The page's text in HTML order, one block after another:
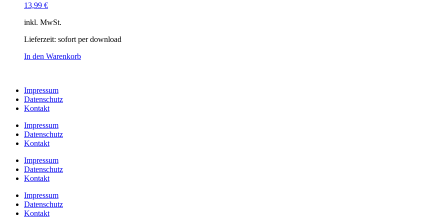
13,99 €
inkl. MwSt.
Lieferzeit: sofort per download
In den Warenkorb
Impressum
Datenschutz
Kontakt
Impressum
Datenschutz
Kontakt
Impressum
Datenschutz
Kontakt
Impressum
Datenschutz
Kontakt